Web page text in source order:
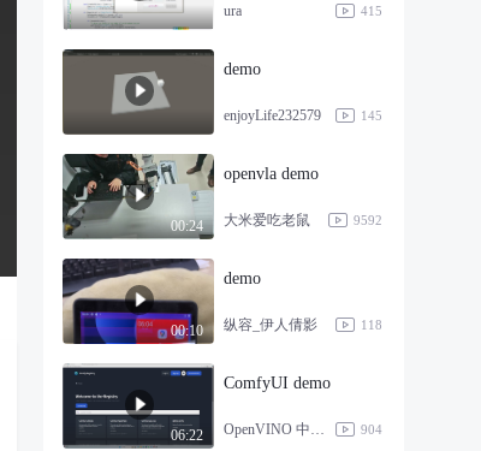
ura 415
demo
enjoyLife232579 145
00:24
openvla demo
大米爱吃老鼠 9592
00:10
demo
纵容_伊人倩影 118
06:22
ComfyUI demo
904